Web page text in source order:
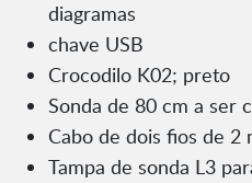
diagramas
chave USB
Crocodilo K02; preto
Sonda de 80 cm a ser
Cabo de dois fios de 2
Tampa de sonda L3